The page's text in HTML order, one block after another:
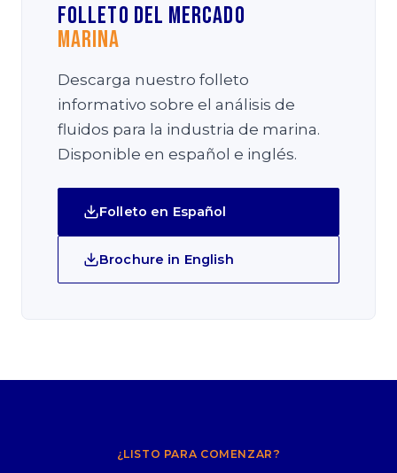
Folleto del Mercado
Marina
Descarga nuestro folleto
informativo sobre el análisis de
fluidos para la industria de marina.
Disponible en español e inglés.
Folleto en Español
Brochure in English
¿LISTO PARA COMENZAR?